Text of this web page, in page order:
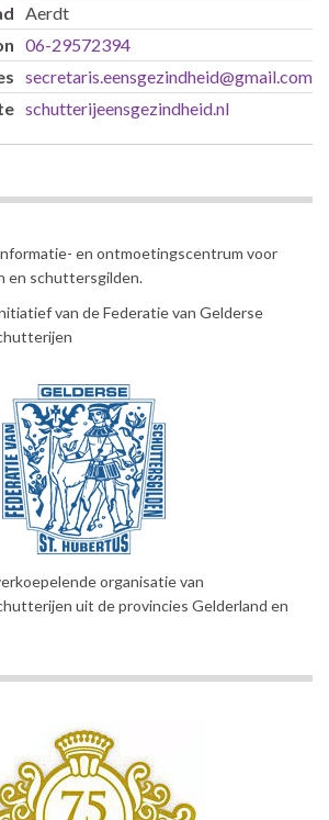
Aerdt
06-29572394
secretaris.eensgezindheid@gmail.com
schutterijeensgezindheid.nl
en ontmoetingscentrum voor
en schuttersgilden.
van de Federatie van Gelderse
organisatie van
uit de provincies Gelderland en